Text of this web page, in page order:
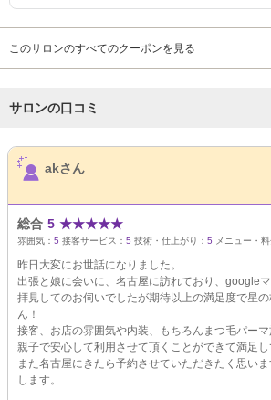
このサロンのすべてのクーポンを見る
サロンの口コミ
サロンPick Up
akさん
総合 5 ★★★★★
雰囲気： 5 接客サービス： 5 技術・仕上がり： 5 メニュー・料
昨日大変にお世話になりました。
出張と娘に会いに、名古屋に訪れており、google
拝見してのお伺いでしたが期待以上の満足度で星
ん！
接客、お店の雰囲気や内装、もちろんまつ毛パーマ
親子で安心して利用させて頂くことができて満足し
また名古屋にきたら予約させていただきたく思い
します。